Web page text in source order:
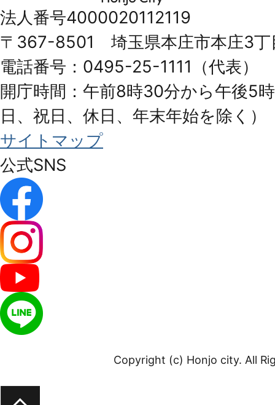
Honjo
City
法人番号4000020112119
〒367-8501 埼玉県本庄市本庄3丁
電話番号：0495-25-1111（代表）
開庁時間：午前8時30分から午後5
日、祝日、休日、年末年始を除く）
サイトマップ
公式SNS
Copyright (c) Honjo city. All